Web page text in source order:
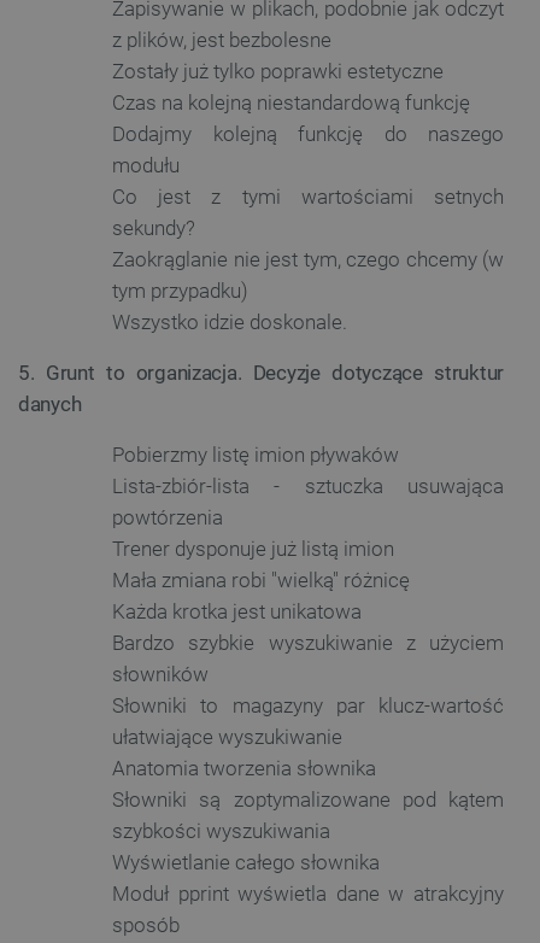
Zapisywanie w plikach, podobnie jak odczyt
z plików, jest bezbolesne
Zostały już tylko poprawki estetyczne
Czas na kolejną niestandardową funkcję
Dodajmy kolejną funkcję do naszego
modułu
Co jest z tymi wartościami setnych
sekundy?
Zaokrąglanie nie jest tym, czego chcemy (w
tym przypadku)
Wszystko idzie doskonale.
5. Grunt to organizacja. Decyzje dotyczące struktur
danych
Pobierzmy listę imion pływaków
Lista-zbiór-lista - sztuczka usuwająca
powtórzenia
Trener dysponuje już listą imion
Mała zmiana robi "wielką" różnicę
Każda krotka jest unikatowa
Bardzo szybkie wyszukiwanie z użyciem
słowników
Słowniki to magazyny par klucz-wartość
ułatwiające wyszukiwanie
Anatomia tworzenia słownika
Słowniki są zoptymalizowane pod kątem
szybkości wyszukiwania
Wyświetlanie całego słownika
Moduł pprint wyświetla dane w atrakcyjny
sposób
_lb
VISITOR_PRIVACY_METADATA
YouTube
__cf_bm
Polityce prywatności Google